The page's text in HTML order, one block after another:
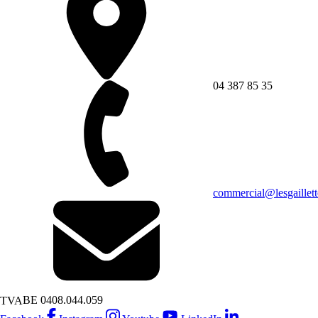
04 387 85 35
TVABE 0408.044.059